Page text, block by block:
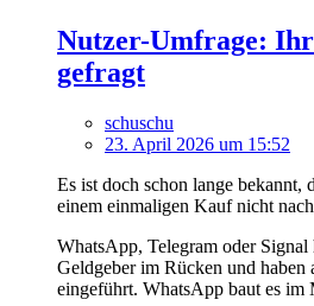
Nutzer-Umfrage:
gefragt
schuschu
23. April 2026 um 15:52
Es ist doch schon lange bekannt,
einem einmaligen Kauf nicht
WhatsApp, Telegram oder Signal
Geldgeber im Rücken und haben
eingeführt. WhatsApp baut es im